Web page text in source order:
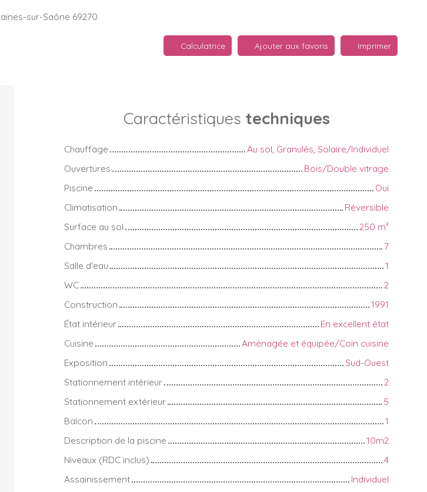
sur-Saône 69270
Calculatrice Ajouter aux favoris Imprimer
Caractéristiques techniques
Chauffage
Au sol, Granulés, Solaire/Individuel
Ouvertures
Bois/Double vitrage
Piscine
Oui
Climatisation
Réversible
Surface au sol
250 m²
Chambres
7
Salle d'eau
1
WC
2
Construction
1991
État intérieur
En excellent état
Cuisine
Aménagée et équipée/Coin cuisine
Exposition
Sud-Ouest
Stationnement intérieur
2
Stationnement extérieur
5
Balcon
1
Description de la piscine
10m2
Niveaux (RDC inclus)
4
Assainissement
Individuel